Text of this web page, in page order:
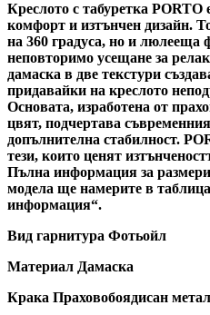
Креслото с табуретка
комфорт и изтънчен дизайн.
на 360 градуса, но и люлееща
неповторимо усещане за
дамаска в две текстури
придавайки на креслото
Основата, изработена от
цвят, подчертава
допълнителна стабилност.
тези, които ценят
Пълна информация за
модела ще намерите в
информация“.
Вид гарнитура Фотьойл
Материал Дамаска
Крака Праховобоядисан метал